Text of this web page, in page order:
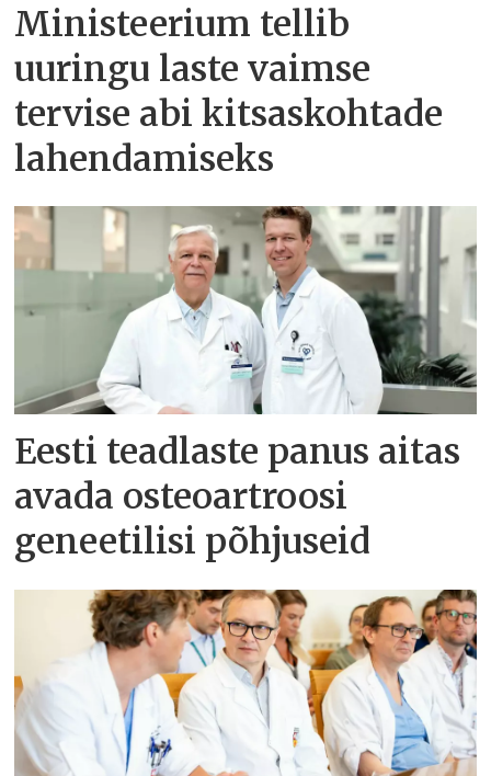
Ministeerium tellib
uuringu laste vaimse
tervise abi kitsaskohtade
lahendamiseks
Eesti teadlaste panus aitas
avada osteoartroosi
geneetilisi põhjuseid